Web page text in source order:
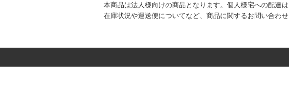
本商品は法人様向けの商品となります。個人様宅への配達は
在庫状況や運送便についてなど、商品に関するお問い合わ